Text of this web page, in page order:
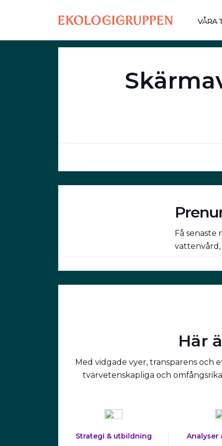
VÅRA
Få
Här
Med vidgade vyer, transparens och
tvärvetenskapliga och
Strategi & utbildning Analyser